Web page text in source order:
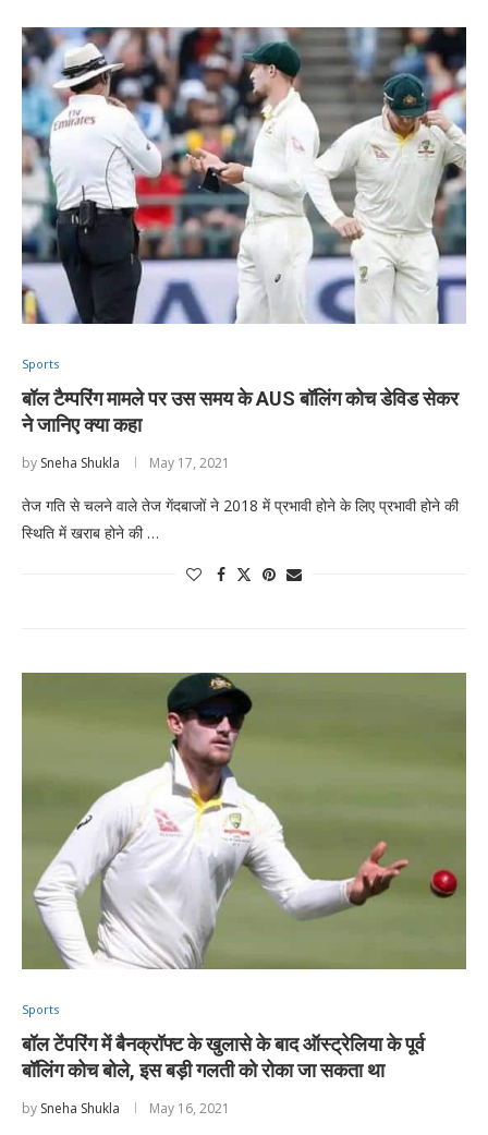
Sports
बॉल टैम्परिंग मामले पर उस समय के AUS बॉलिंग कोच डेविड सेकर
ने जानिए क्या कहा
by Sneha Shukla May 17, 2021
तेज गति से चलने वाले तेज गेंदबाजों ने 2018 में प्रभावी होने के लिए प्रभावी होने की
स्थिति में खराब होने की …
Sports
बॉल टेंपरिंग में बैनक्रॉफ्ट के खुलासे के बाद ऑस्ट्रेलिया के पूर्व
बॉलिंग कोच बोले, इस बड़ी गलती को रोका जा सकता था
by Sneha Shukla May 16, 2021